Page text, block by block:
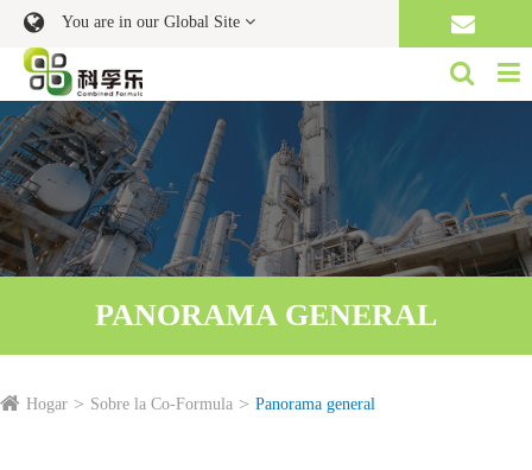
You are in our Global Site
PANORAMA GENERAL
Hogar Sobre la Co-Formula Panorama general